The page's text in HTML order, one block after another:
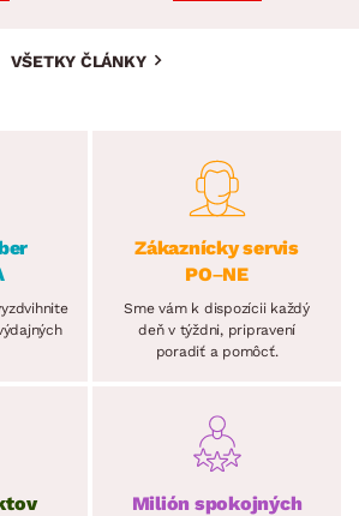
VŠETKY ČLÁNKY
Zákaznícky servis
PO–NE
Sme vám k dispozícii každý
deň v týždni, pripravení
poradiť a pomôcť.
Milión spokojných